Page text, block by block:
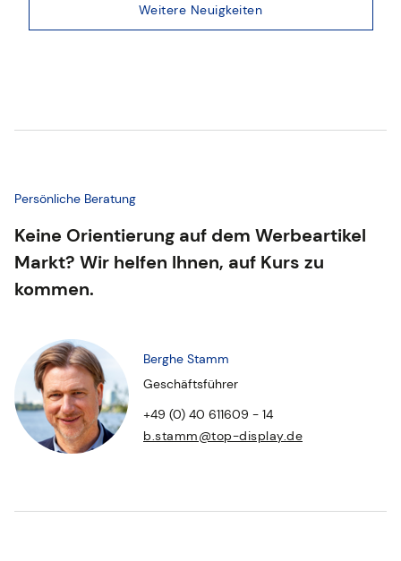
Weitere Neuigkeiten
Persönliche Beratung
Keine Orientierung auf dem Werbeartikel
Markt? Wir helfen Ihnen, auf Kurs zu
kommen.
Berghe Stamm
Geschäftsführer
+49 (0) 40 611609 - 14
b.stamm@top-display.de